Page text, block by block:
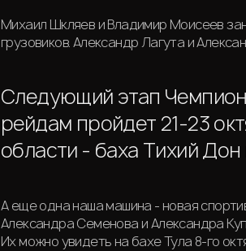
Михаил Шкляев и Владимир Моисеев
грузовиков. Александр Лагута и
Следующий этап
рейдам пройдет 21-23
области - баха Тихий
А еще одна наша машина - новая
Александра Семенова и Александра
Их можно увидеть на бахе Тула 8-го